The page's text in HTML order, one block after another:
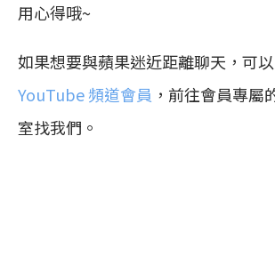
用心得哦~
如果想要與蘋果迷近距離聊天，可
YouTube 頻道會員 ，前往會員專屬
室找我們。